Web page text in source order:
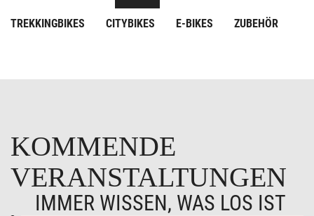
TREKKINGBIKES CITYBIKES E-BIKES ZUBEHÖR
KOMMENDE
VERANSTALTUNGEN
IMMER WISSEN, WAS LOS IST